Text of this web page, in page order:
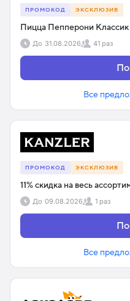
ПРОМОКОД ЭКСКЛЮЗИВ
Пицца Пепперони Классик
До 31.08.2026 41 раз
Все
ПРОМОКОД ЭКСКЛЮЗИВ
11% скидка на весь
До 09.08.2026 1 раз
Все